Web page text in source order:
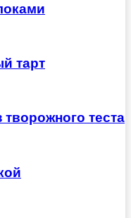
тарт
теста